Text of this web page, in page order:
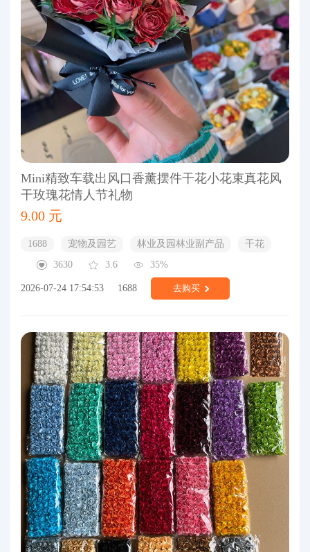
Mini精致车载出风口香薰摆件干花小花束真花风
干玫瑰花情人节礼物
9.00 元
1688 宠物及园艺 林业及园林业副产品
干花
3630
3.6 35%
2026-07-24 17:54:53 1688 去购买